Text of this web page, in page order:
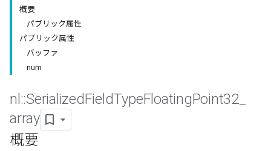
概要
パブリック属性
パブリック属性
バッファ
num
nl ::SerializedFieldTypeFloatingPoint32_
array
概要